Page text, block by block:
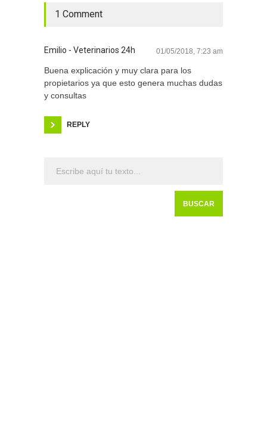
1 Comment
Emilio - Veterinarios 24h 01/05/2018, 7:23 am
Buena explicación y muy clara para los
propietarios ya que esto genera muchas dudas
y consultas
REPLY